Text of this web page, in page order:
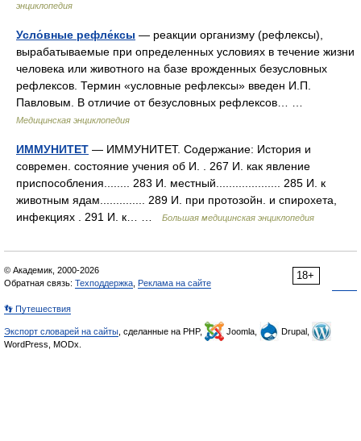
энциклопедия
Усло́вные рефле́ксы — реакции организму (рефлексы),
вырабатываемые при определенных условиях в течение жизни
человека или животного на базе врожденных безусловных
рефлексов. Термин «условные рефлексы» введен И.П.
Павловым. В отличие от безусловных рефлексов… …
Медицинская энциклопедия
ИММУНИТЕТ — ИММУНИТЕТ. Содержание: История и
современ. состояние учения об И. . 267 И. как явление
приспособления........ 283 И. местный.................... 285 И. к
животным ядам.............. 289 И. при протозойн. и спирохета,
инфекциях . 291 И. к… …
Большая медицинская энциклопедия
18+
© Академик, 2000-2026
Обратная связь: Техподдержка Реклама на сайте
👣 Путешествия
Экспорт словарей на сайты , сделанные на PHP, Joomla,
Drupal,
WordPress, MODx.